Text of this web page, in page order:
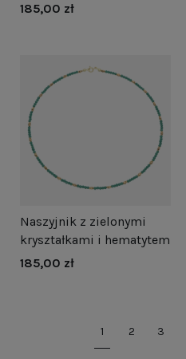
185,00 zł
Naszyjnik z zielonymi
kryształkami i hematytem
185,00 zł
1 2 3